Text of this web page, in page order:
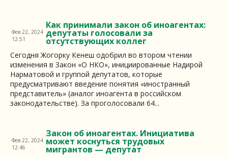
Как принимали закон об иноагентах:
депутаты голосовали за
отсутствующих коллег
Фев 22, 2024
12:51
Сегодня Жогорку Кенеш одобрил во втором чтении
изменения в Закон «О НКО», инициированные Надирой
Нарматовой и группой депутатов, которые
предусматривают введение понятия «иностранный
представитель» (аналог иноагента в российском
законодательстве). За проголосовали 64...
Закон об иноагентах. Инициатива
может коснуться трудовых
мигрантов — депутат
Фев 22, 2024
12:46